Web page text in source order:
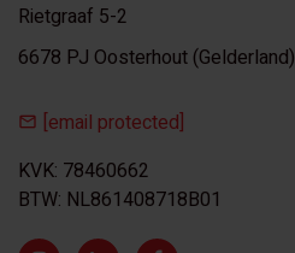
Rietgraaf 5-2
6678 PJ Oosterhout (Gelderland)
[email protected]
KVK: 78460662
BTW: NL861408718B01